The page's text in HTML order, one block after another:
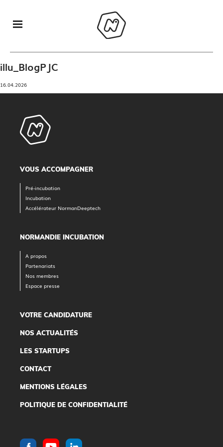
illu_BlogPJC
16.04.2026
VOUS ACCOMPAGNER
Pré-incubation
Incubation
Accélérateur NormanDeeptech
NORMANDIE INCUBATION
A propos
Partenariats
Nos membres
Espace presse
VOTRE CANDIDATURE
NOS ACTUALITÉS
LES STARTUPS
CONTACT
MENTIONS LÉGALES
POLITIQUE DE CONFIDENTIALITÉ